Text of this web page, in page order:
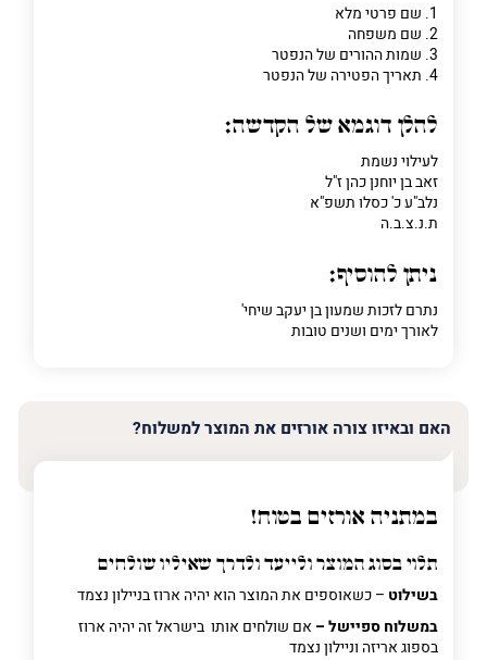
1. שם פרטי מלא
2. שם משפחה
3. שמות ההורים של הנפטר
4. תאריך הפטירה של הנפטר
להלן דוגמא של הקדשה:
לעילוי נשמת
זאב בן יוחנן כהן ז"ל
נלב"ע כ' כסלו תשפ"א
ת.נ.צ.ב.ה
ניתן להוסיף:
נתרם לזכות שמעון בן יעקב שיחי'
לאורך ימים ושנים טובות
האם ובאיזו צורה אורזים את המוצר למשלוח?
במתניה אורזים בטוח!
תלוי בסוג המוצר ולייעד ולדרך שאיליו שולחים
בשילוט – כשאוספים את המוצר הוא יהיה ארוז בניילון נצמד
במשלוח ספיישל – אם שולחים אותו בישראל זה יהיה ארוז
בספוג אריזה וניילון נצמד